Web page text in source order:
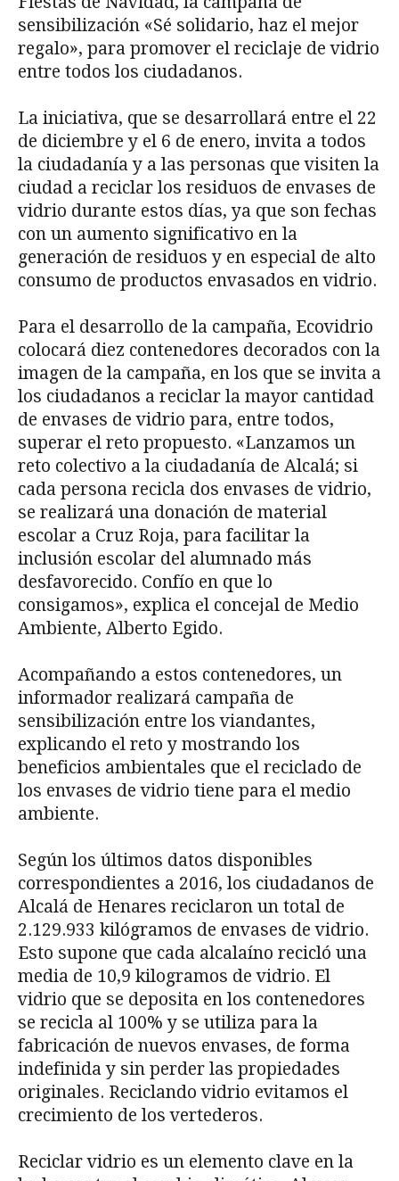
sensibilización «Sé solidario, haz el mejor
regalo», para promover el reciclaje de vidrio
entre todos los ciudadanos.
La iniciativa, que se desarrollará entre el 22
de diciembre y el 6 de enero, invita a todos
la ciudadanía y a las personas que visiten la
ciudad a reciclar los residuos de envases de
vidrio durante estos días, ya que son fechas
con un aumento significativo en la
generación de residuos y en especial de alto
consumo de productos envasados en vidrio.
Para el desarrollo de la campaña, Ecovidrio
colocará diez contenedores decorados con la
imagen de la campaña, en los que se invita a
los ciudadanos a reciclar la mayor cantidad
de envases de vidrio para, entre todos,
superar el reto propuesto. «Lanzamos un
reto colectivo a la ciudadanía de Alcalá; si
cada persona recicla dos envases de vidrio,
se realizará una donación de material
escolar a Cruz Roja, para facilitar la
inclusión escolar del alumnado más
desfavorecido. Confío en que lo
consigamos», explica el concejal de Medio
Ambiente, Alberto Egido.
Acompañando a estos contenedores, un
informador realizará campaña de
sensibilización entre los viandantes,
explicando el reto y mostrando los
beneficios ambientales que el reciclado de
los envases de vidrio tiene para el medio
ambiente.
Según los últimos datos disponibles
correspondientes a 2016, los ciudadanos de
Alcalá de Henares reciclaron un total de
2.129.933 kilógramos de envases de vidrio.
Esto supone que cada alcalaíno recicló una
media de 10,9 kilogramos de vidrio. El
vidrio que se deposita en los contenedores
se recicla al 100% y se utiliza para la
fabricación de nuevos envases, de forma
indefinida y sin perder las propiedades
originales. Reciclando vidrio evitamos el
crecimiento de los vertederos.
Reciclar vidrio es un elemento clave en la